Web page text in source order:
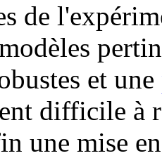
de
et une
difficile à
une mise